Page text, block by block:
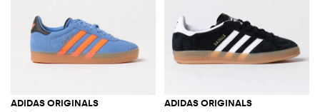
ADIDAS ORIGINALS ADIDAS ORIGINALS